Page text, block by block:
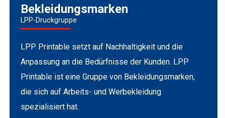
Bekleidungsmarken
LPP-Druckgruppe
LPP Printable setzt auf Nachhaltigkeit und die
Anpassung an die Bedürfnisse der Kunden. LPP
Printable ist eine Gruppe von Bekleidungsmarken,
die sich auf Arbeits- und Werbekleidung
spezialisiert hat.